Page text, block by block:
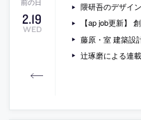
2.19
WED
隈研吾のデザイン監修に
【ap job更新】 創業約100
藤原・室 建築設
辻琢磨による連載エッセイ “